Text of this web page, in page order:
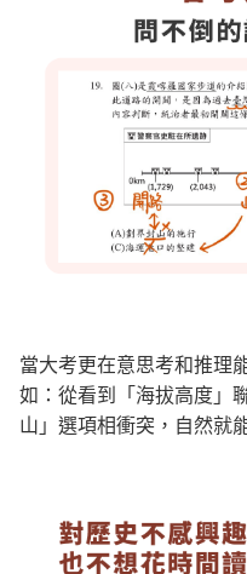
當大考更在意思考和推理
如：從看到「海拔高度」
山」選項相衝突，自然就